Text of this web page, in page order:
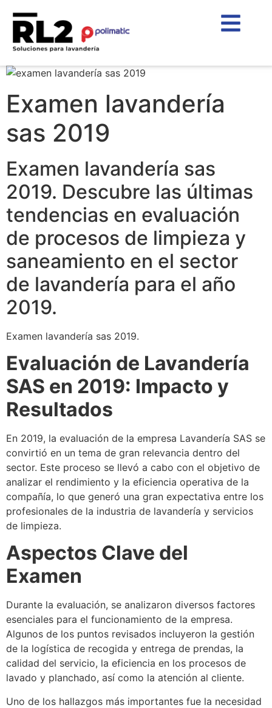
Examen lavandería
sas 2019
Examen lavandería sas
2019. Descubre las últimas
tendencias en evaluación
de procesos de limpieza y
saneamiento en el sector
de lavandería para el año
2019.
Examen lavandería sas 2019.
Evaluación de Lavandería
SAS en 2019: Impacto y
Resultados
En 2019, la evaluación de la empresa Lavandería SAS se
convirtió en un tema de gran relevancia dentro del
sector. Este proceso se llevó a cabo con el objetivo de
analizar el rendimiento y la eficiencia operativa de la
compañía, lo que generó una gran expectativa entre los
profesionales de la industria de lavandería y servicios
de limpieza.
Aspectos Clave del
Examen
Durante la evaluación, se analizaron diversos factores
esenciales para el funcionamiento de la empresa.
Algunos de los puntos revisados incluyeron la gestión
de la logística de recogida y entrega de prendas, la
calidad del servicio, la eficiencia en los procesos de
lavado y planchado, así como la atención al cliente.
Uno de los hallazgos más importantes fue la necesidad